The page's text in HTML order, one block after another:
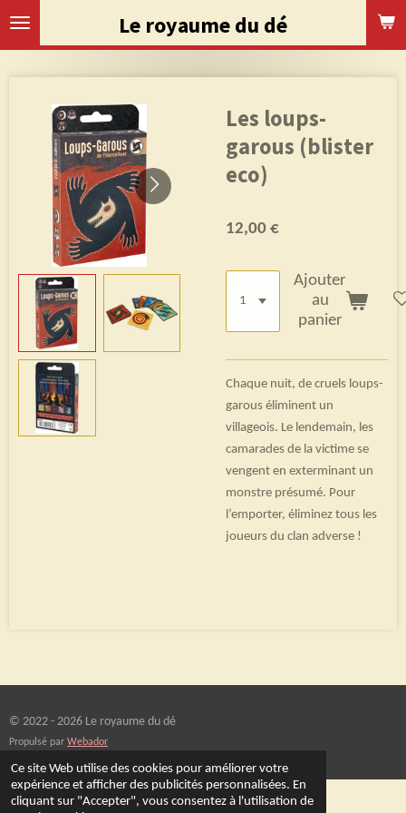
Ce site Web utilise des cookies pour améliorer votre
expérience et afficher des publicités personnalisées. En
cliquant sur "Accepter", vous consentez à l'utilisation de
Passer
Le royaume du dé
Les loups-
garous (blister
eco)
12,00 €
Ajouter
au
panier
Chaque nuit, de cruels loups-
garous éliminent un
villageois. Le lendemain, les
camarades de la victime se
vengent en exterminant un
monstre présumé. Pour
l’emporter, éliminez tous les
joueurs du clan adverse !
© 2022 - 2026 Le royaume du dé
Propulsé par Webador